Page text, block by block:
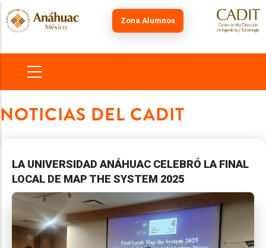
Skip
to
main
Zona Alumnos
MAIN
NAVIGATION
NOTICIAS DEL CADIT
LA UNIVERSIDAD ANÁHUAC CELEBRÓ LA FINAL
LOCAL DE MAP THE SYSTEM 2025